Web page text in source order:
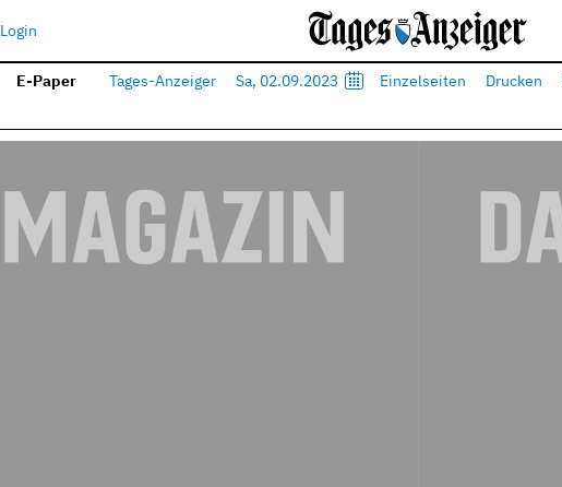
Login
E-Paper Tages-Anzeiger Sa, 02.09.2023 Einzelseiten Drucken